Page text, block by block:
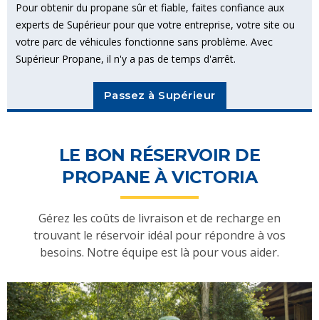
Pour obtenir du propane sûr et fiable, faites confiance aux
experts de Supérieur pour que votre entreprise, votre site ou
votre parc de véhicules fonctionne sans problème. Avec
Supérieur Propane, il n'y a pas de temps d'arrêt.
Passez à Supérieur
LE BON RÉSERVOIR DE
PROPANE À VICTORIA
Gérez les coûts de livraison et de recharge en
trouvant le réservoir idéal pour répondre à vos
besoins. Notre équipe est là pour vous aider.